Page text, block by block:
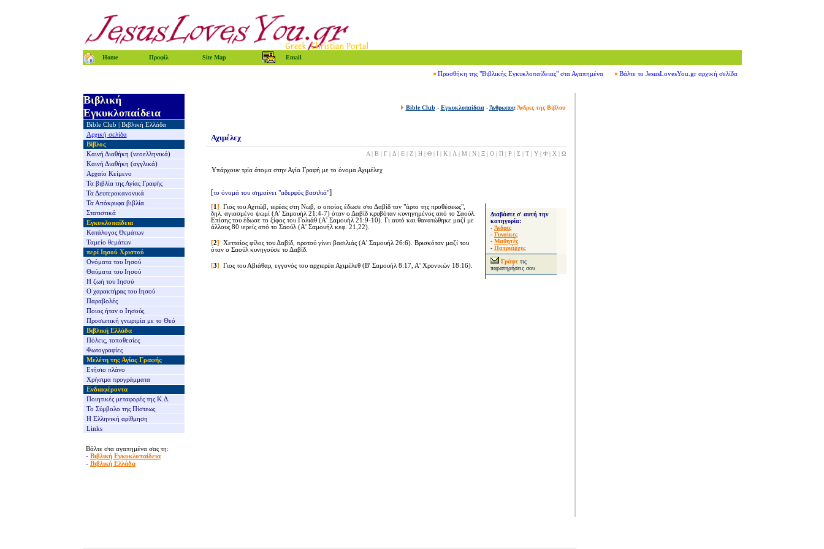
Home Προφίλ Site Map Email
Προσθήκη της "Βιβλικής Εγκυκλοπαίδειας" στα Αγαπημένα Βάλτε το JesusLovesYou.gr αρχική σελίδα
Βιβλική
Εγκυκλοπαίδεια
Bible Club
Βιβλική Ελλάδα
Αρχική σελίδα
Βίβλος
Καινή Διαθήκη (νεοελληνικά)
Καινή Διαθήκη (αγγλικά)
Αρχαίο Κείμενο
Τα βιβλία τηςΑγίας Γραφής
Τα Δευτεροκανονικά
Τα Απόκρυφα βιβλία
Στατιστικά
Εγκυκλοπαίδεια
Κατάλογος Θεμάτων
Ταμείο θεμάτων
περί Ιησού Χριστού
Ονόματα του Ιησού
Θαύματα του Ιησού
Η ζωή του Ιησού
Ο χαρακτήρας του Ιησού
Παραβολές
Ποιος ήταν ο Ιησούς
Προσωπική γνωριμία με το Θεό
Βιβλική Ελλάδα
Πόλεις, τοποθεσίες
Φωτογραφίες
Μελέτη της Αγίας Γραφής
Ετήσιο πλάνο
Χρήσιμα προγράμματα
Ενδιαφέροντα
Ποιητικές μεταφορές της Κ.Δ.
Το Σύμβολο της Πίστεως
Η Ελληνική αρίθμηση
Links
Βάλτε στα αγαπημένα σας τη:
- Βιβλική Εγκυκλοπαίδεια
- Βιβλική Ελλάδα
Bible Club- Εγκυκλοπαίδεια-Άνθρωποι:Άνδρες της Βίβλου
Αχιμέλεχ
Α | Β | Γ | Δ | Ε | Ζ | Η | Θ | Ι | Κ | Λ | Μ | Ν | Ξ | Ο | Π | Ρ | Σ | Τ | Υ | Φ | Χ | Ω
Υπάρχουν τρία άτομα στην Αγία Γραφή με το όνομα Αχιμέλεχ
[το όνομά του σημαίνει "αδερφός βασιλιά"]
Διαβάστε σ' αυτή την
κατηγορία:
- Άνδρες
- Γυναίκες
- Μαθητές
- Πατριάρχες
Γράψε τις
παρατηρήσεις σου
[1 ]
Γιος του Αχιτώβ, ιερέας στη Νωβ, ο οποίος έδωσε στο Δαβίδ τον "άρτο της προθέσεως",
δηλ. αγιασμένο ψωμί (Α' Σαμουήλ 21:4-7) όταν ο Δαβίδ κρυβόταν κυνηγημένος από το Σαούλ.
Επίσης του έδωσε το ξίφος του Γολιάθ (Α' Σαμουήλ 21:9-10). Γι αυτό και θανατώθηκε μαζί με
άλλους 80 ιερείς από το Σαούλ (Α' Σαμουήλ κεφ. 21,22).
[2]
Χετταίος φίλος του Δαβίδ, προτού γίνει βασιλιάς (Α' Σαμουήλ 26:6). Βρισκόταν μαζί του
όταν ο Σαούλ κυνηγούσε το Δαβίδ.
[3] Γιος του Αβιάθαρ, εγγονός του αρχιερέα Αχιμέλεθ (Β' Σαμουήλ 8:17, Α' Χρονικών 18:16).